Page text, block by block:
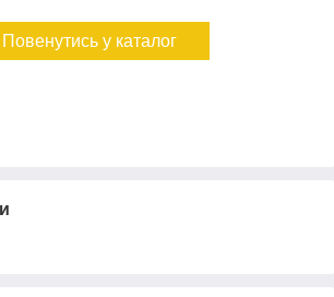
Повенутись у каталог